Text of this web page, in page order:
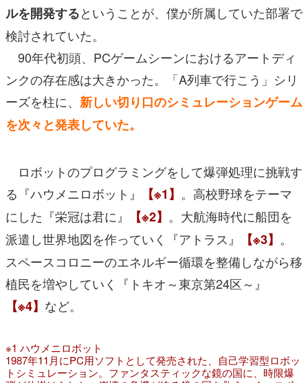
ルを開発するということが、僕が所属していた部署で
検討されていた。
90年代初頭、PCゲームシーンにおけるアートディ
ンクの存在感は大きかった。「A列車で行こう」シリ
ーズを柱に、 新しい切り口のシミュレーションゲーム
を次々と発表していた。
ロボットのプログラミングをして爆弾処理に挑戦す
る『ハウメニロボット』
【※1】 。高校野球をテーマ
にした『栄冠は君に』
【※2】 。大航海時代に船団を
派遣し世界地図を作っていく『アトラス』
【※3】 。
スペースコロニーのエネルギー循環を整備しながら移
植民を増やしていく『トキオ～東京第24区～』
【※4】 など。
※1 ハウメニロボット
1987年11月にPC用ソフトとして発売された、自己学習型ロボッ
トシミュレーション。ファンタスティックな鏡の国に、時限爆